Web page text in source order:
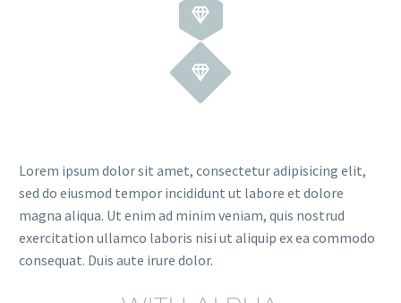




Lorem ipsum dolor sit amet, consectetur adipisicing elit,
sed do eiusmod tempor incididunt ut labore et dolore
magna aliqua. Ut enim ad minim veniam, quis nostrud
exercitation ullamco laboris nisi ut aliquip ex ea commodo
consequat. Duis aute irure dolor.